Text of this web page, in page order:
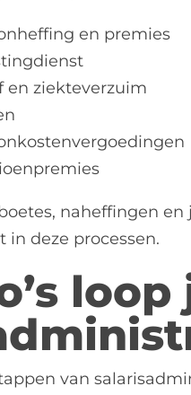
en premies
en ziekteverzuim
naheffingen
deze processen.
van